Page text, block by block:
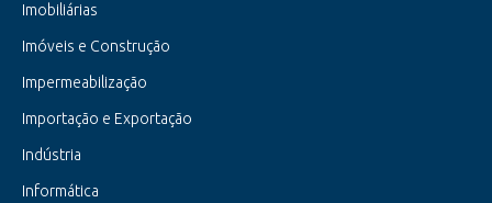
Imobiliárias
Imóveis e Construção
Impermeabilização
Importação e Exportação
Indústria
Informática